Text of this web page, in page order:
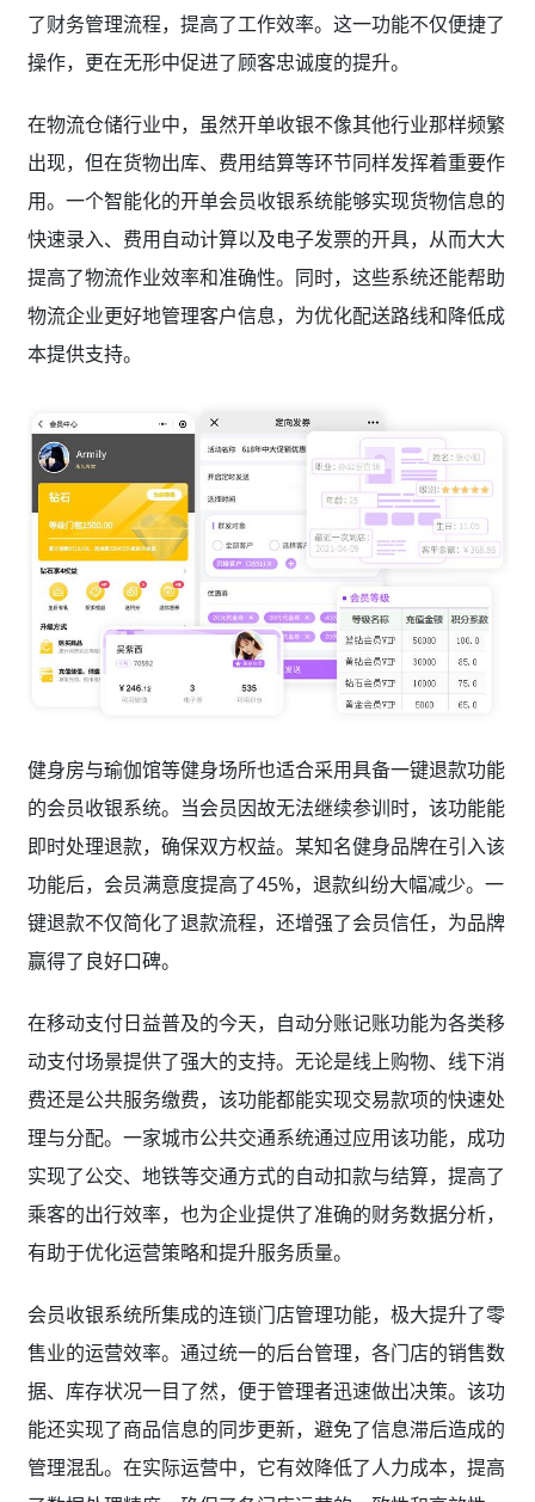
了财务管理流程，提高了工作效率。这一功能不仅便捷了
操作，更在无形中促进了顾客忠诚度的提升。
在物流仓储行业中，虽然开单收银不像其他行业那样频繁
出现，但在货物出库、费用结算等环节同样发挥着重要作
用。一个智能化的开单会员收银系统能够实现货物信息的
快速录入、费用自动计算以及电子发票的开具，从而大大
提高了物流作业效率和准确性。同时，这些系统还能帮助
物流企业更好地管理客户信息，为优化配送路线和降低成
本提供支持。
健身房与瑜伽馆等健身场所也适合采用具备一键退款功能
的会员收银系统。当会员因故无法继续参训时，该功能能
即时处理退款，确保双方权益。某知名健身品牌在引入该
功能后，会员满意度提高了45%，退款纠纷大幅减少。一
键退款不仅简化了退款流程，还增强了会员信任，为品牌
赢得了良好口碑。
在移动支付日益普及的今天，自动分账记账功能为各类移
动支付场景提供了强大的支持。无论是线上购物、线下消
费还是公共服务缴费，该功能都能实现交易款项的快速处
理与分配。一家城市公共交通系统通过应用该功能，成功
实现了公交、地铁等交通方式的自动扣款与结算，提高了
乘客的出行效率，也为企业提供了准确的财务数据分析，
有助于优化运营策略和提升服务质量。
会员收银系统所集成的连锁门店管理功能，极大提升了零
售业的运营效率。通过统一的后台管理，各门店的销售数
据、库存状况一目了然，便于管理者迅速做出决策。该功
能还实现了商品信息的同步更新，避免了信息滞后造成的
管理混乱。在实际运营中，它有效降低了人力成本，提高